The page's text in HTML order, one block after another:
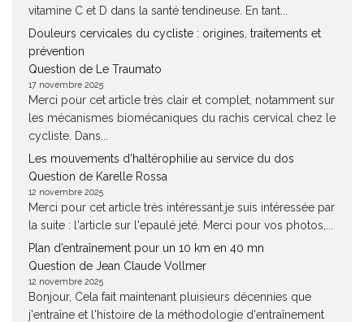
vitamine C et D dans la santé tendineuse. En tant...
Douleurs cervicales du cycliste : origines, traitements et
prévention
Question de Le Traumato
17 novembre 2025
Merci pour cet article très clair et complet, notamment sur
les mécanismes biomécaniques du rachis cervical chez le
cycliste. Dans...
Les mouvements d’haltérophilie au service du dos
Question de Karelle Rossa
12 novembre 2025
Merci pour cet article très intéressant.je suis intéressée par
la suite : l'article sur l'epaulé jeté. Merci pour vos photos,...
Plan d’entraînement pour un 10 km en 40 mn
Question de Jean Claude Vollmer
12 novembre 2025
Bonjour, Cela fait maintenant pluisieurs décennies que
j'entraîne et l'histoire de la méthodologie d'entraînement